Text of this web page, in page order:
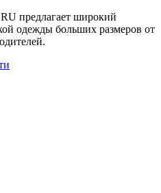
предлагает широкий
одежды больших размеров от